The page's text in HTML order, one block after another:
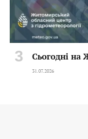
Сьогодні на
31.07.2026